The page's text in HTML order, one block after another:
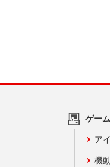
ゲー
ア
機